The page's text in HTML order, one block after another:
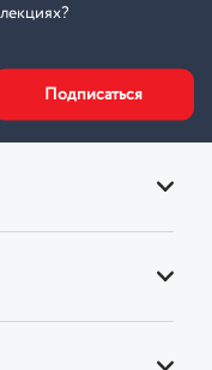
Подписаться